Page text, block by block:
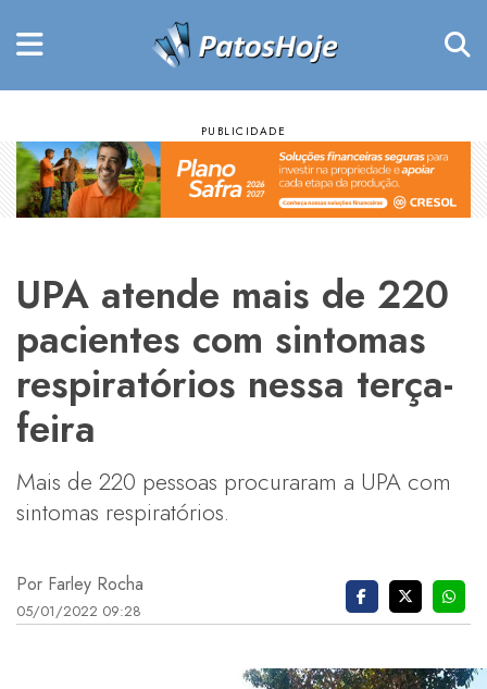
UPA atende mais de 220
pacientes com sintomas
respiratórios nessa terça-
feira
Mais de 220 pessoas procuraram a UPA com
sintomas respiratórios.
Por Farley Rocha
05/01/2022 09:28